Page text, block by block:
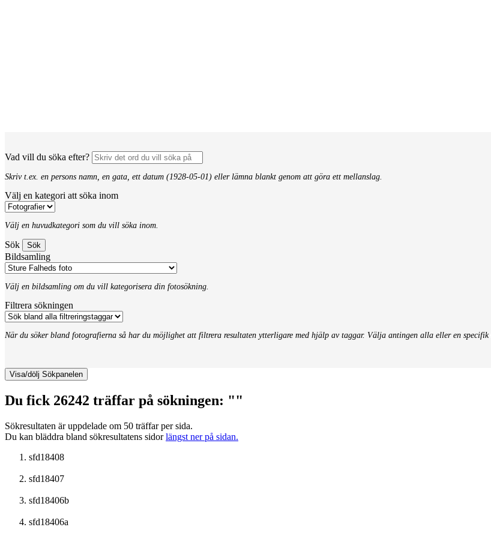
Vad vill du söka efter?
Skriv t.ex. en persons namn, en gata, ett datum (1928-05-01) eller lämna blankt genom att göra ett mellanslag.
Välj en kategori att söka inom
Välj en huvudkategori som du vill söka inom.
Sök
Bildsamling
Välj en bildsamling om du vill kategorisera din fotosökning.
Filtrera sökningen
När du söker bland fotografierna så har du möjlighet att filtrera resultaten ytterligare med hjälp av taggar. Välja antingen alla eller en specifik
Visa/dölj Sökpanelen
Du fick 26242 träffar på sökningen: ""
Sökresultaten är uppdelade om 50 träffar per sida.
Du kan bläddra bland sökresultatens sidorlängst ner på sidan.
sfd18408
sfd18407
sfd18406b
sfd18406a